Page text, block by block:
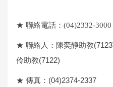
★ 聯絡電話：(04)2332-3000
★ 聯絡人：陳奕靜助教
伶助教(7122)
★ 傳真：(04)2374-2337